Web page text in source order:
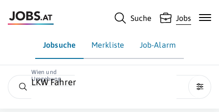
Suche Jobs
Jobsuche Merkliste Job-Alarm
Wien und
Umgebung
LKW Fahrer